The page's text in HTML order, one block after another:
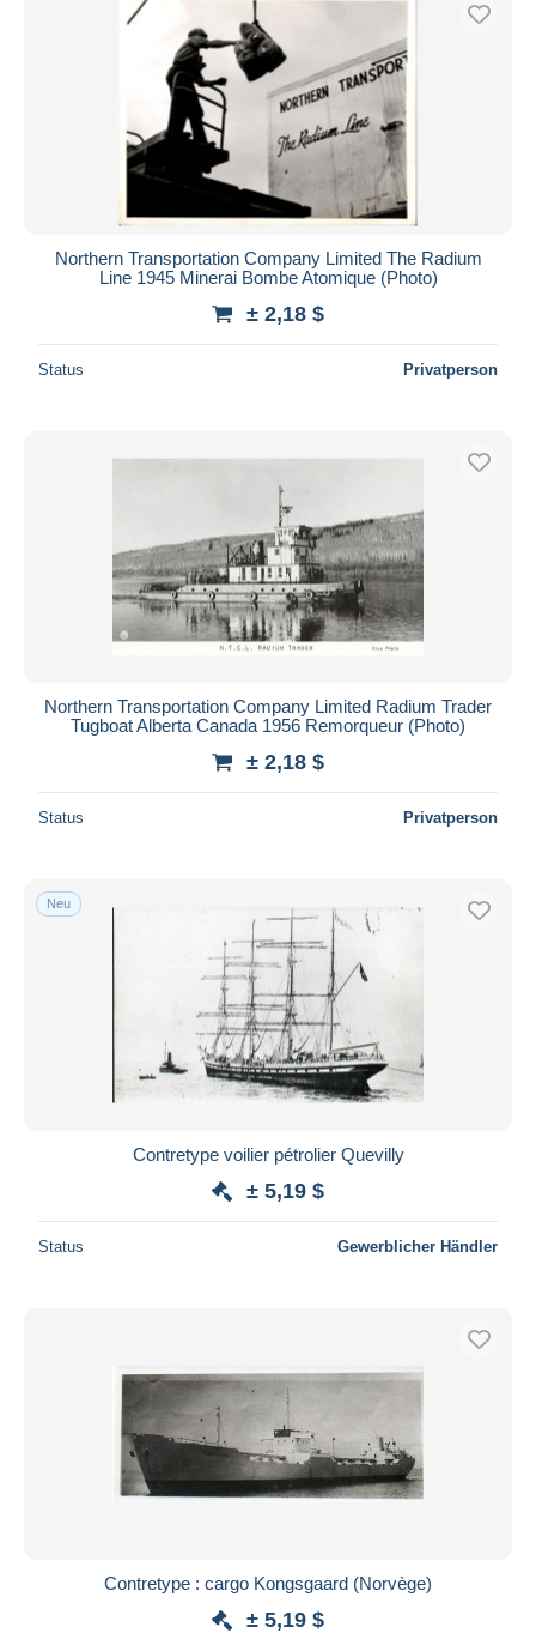
Kostenloser Versand
Zahlungsmethoden
PayPal
Banküberweisung
Visa
Bancontact
iDeal
Wohnsitz des Verkäufers
Übernehmen
Northern Transportation Company Limited The Radium
Line 1945 Minerai Bombe Atomique (Photo)
± 2,18 $
Status Privatperson
Northern Transportation Company Limited Radium Trader
Tugboat Alberta Canada 1956 Remorqueur (Photo)
± 2,18 $
Status Privatperson
Neu
Contretype voilier pétrolier Quevilly
± 5,19 $
Status Gewerblicher Händler
Contretype : cargo Kongsgaard (Norvège)
± 5,19 $